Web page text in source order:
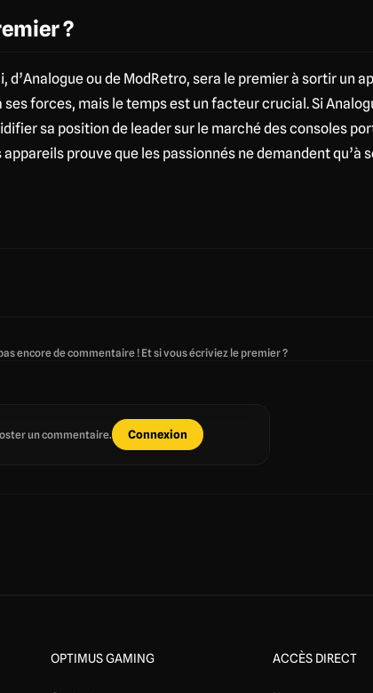
?
ou de ModRetro, sera le premier à sortir un
forces, mais le temps est un facteur crucial. Si
sa position de leader sur le marché des consoles
prouve que les passionnés ne demandent qu’à
encore de commentaire ! Et si vous écriviez le premier ?
un commentaire. Connexion
OPTIMUS GAMING ACCÈS DIRECT